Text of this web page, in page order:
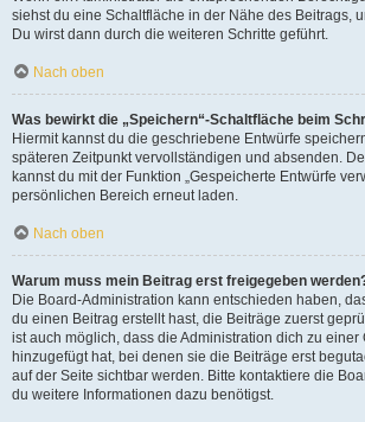
siehst du eine Schaltfläche in der Nähe des Beitrags,
Du wirst dann durch die weiteren Schritte geführt.
Nach oben
Was bewirkt die „Speichern“-Schaltfläche beim
Hiermit kannst du die geschriebene Entwürfe
späteren Zeitpunkt vervollständigen und absenden.
kannst du mit der Funktion „Gespeicherte Entwürfe
persönlichen Bereich erneut laden.
Nach oben
Warum muss mein Beitrag erst freigegeben
Die Board-Administration kann entschieden haben,
du einen Beitrag erstellt hast, die Beiträge zuerst
ist auch möglich, dass die Administration dich zu einer
hinzugefügt hat, bei denen sie die Beiträge erst
auf der Seite sichtbar werden. Bitte kontaktiere die
du weitere Informationen dazu benötigst.